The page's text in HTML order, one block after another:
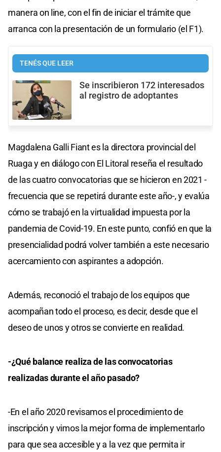
manera on line, con el fin de iniciar el trámite que
arranca con la presentación de un formulario (el F1).
TENÉS QUE LEER
Se inscribieron 172 interesados
al registro de adoptantes
Magdalena Galli Fiant es la directora provincial del
Ruaga y en diálogo con El Litoral reseña el resultado
de las cuatro convocatorias que se hicieron en 2021 -
frecuencia que se repetirá durante este año-, y evalúa
cómo se trabajó en la virtualidad impuesta por la
pandemia de Covid-19. En este punto, confió en que la
presencialidad podrá volver también a este necesario
acercamiento con aspirantes a adopción.
Además, reconoció el trabajo de los equipos que
acompañan todo el proceso, es decir, desde que el
deseo de unos y otros se convierte en realidad.
-¿Qué balance realiza de las convocatorias
realizadas durante el año pasado?
-En el año 2020 revisamos el procedimiento de
inscripción y vimos la mejor forma de implementarlo
para que sea accesible y a la vez que permita ir